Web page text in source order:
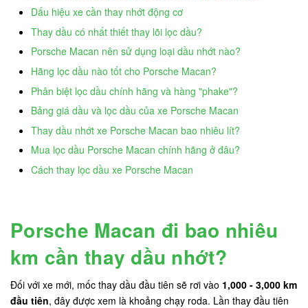
Dấu hiệu xe cần thay nhớt động cơ
Thay dầu có nhất thiết thay lõi lọc dầu?
Porsche Macan nên sử dụng loại dầu nhớt nào?
Hãng lọc dầu nào tốt cho Porsche Macan?
Phân biệt lọc dầu chính hãng và hàng "phake"?
Bảng giá dầu và lọc dầu của xe Porsche Macan
Thay dầu nhớt xe Porsche Macan bao nhiêu lít?
Mua lọc dầu Porsche Macan chính hãng ở đâu?
Cách thay lọc dầu xe Porsche Macan
Porsche Macan đi bao nhiêu
km cần thay dầu nhớt?
Đối với xe mới, mốc thay dầu đầu tiên sẽ rơi vào 1,000 - 3,000 km
đầu tiên, đây được xem là khoảng chạy roda. Lần thay đầu tiên